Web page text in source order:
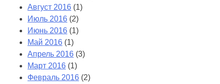
Август 2016 (1)
Июль 2016 (2)
Июнь 2016 (1)
Май 2016 (1)
Апрель 2016 (3)
Март 2016 (1)
Февраль 2016 (2)